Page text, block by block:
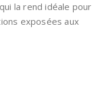
la rend idéale pour
exposées aux